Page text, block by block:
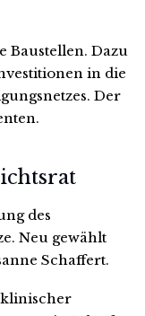
Baustellen. Dazu
in die
Der
des
Neu gewählt
Schaffert.